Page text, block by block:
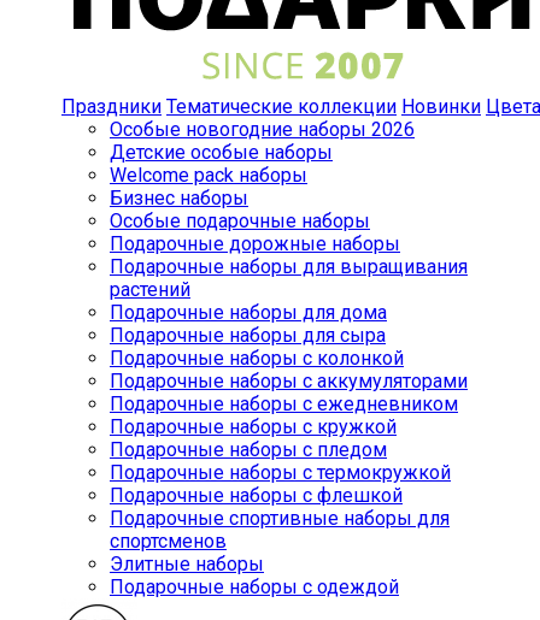
Праздники Тематические коллекции Новинки Цвета
Особые новогодние наборы 2026
Детские особые наборы
Welcome pack наборы
Бизнес наборы
Особые подарочные наборы
Подарочные дорожные наборы
Подарочные наборы для выращивания
растений
Подарочные наборы для дома
Подарочные наборы для сыра
Подарочные наборы с колонкой
Подарочные наборы с аккумуляторами
Подарочные наборы с ежедневником
Подарочные наборы с кружкой
Подарочные наборы с пледом
Подарочные наборы с термокружкой
Подарочные наборы с флешкой
Подарочные спортивные наборы для
спортсменов
Элитные наборы
Подарочные наборы с одеждой